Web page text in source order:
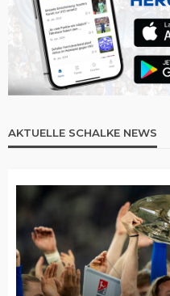
AKTUELLE SCHALKE NEWS